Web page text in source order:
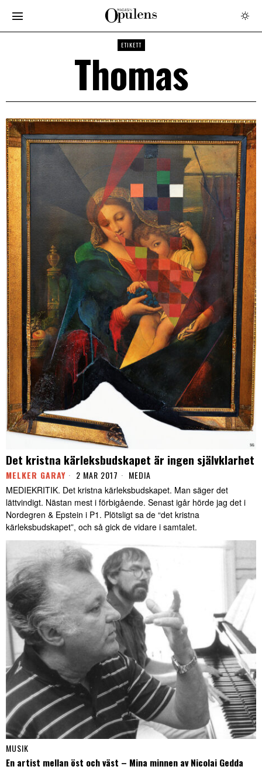
ETIKETT
Thomas
Det kristna kärleksbudskapet är ingen självklarhet
MELKER GARAY 2 MAR 2017 MEDIA
MEDIEKRITIK. Det kristna kärleksbudskapet. Man säger det
lättvindigt. Nästan mest i förbigående. Senast igår hörde jag det i
Nordegren & Epstein i P1. Plötsligt sa de “det kristna
kärleksbudskapet”, och så gick de vidare i samtalet.
MUSIK
En artist mellan öst och väst – Mina minnen av Nicolai Gedda